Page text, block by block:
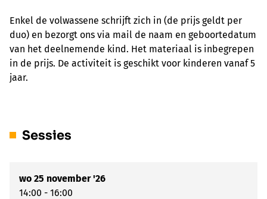
Enkel de volwassene schrijft zich in (de prijs geldt per
duo) en bezorgt ons via mail de naam en geboortedatum
van het deelnemende kind. Het materiaal is inbegrepen
in de prijs. De activiteit is geschikt voor kinderen vanaf 5
jaar.
Sessies
wo 25 november '26
14:00 - 16:00